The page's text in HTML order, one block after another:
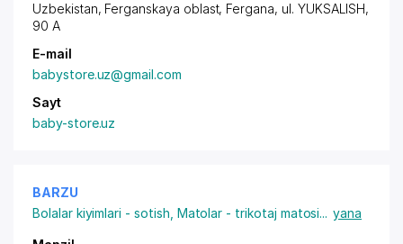
Uzbekistan, Ferganskaya oblast, Fergana, ul. YUKSALISH,
90 A
E-mail
babystore.uz@gmail.com
Sayt
baby-store.uz
BARZU
Bolalar kiyimlari - sotish Matolar - trikotaj matosi... yana